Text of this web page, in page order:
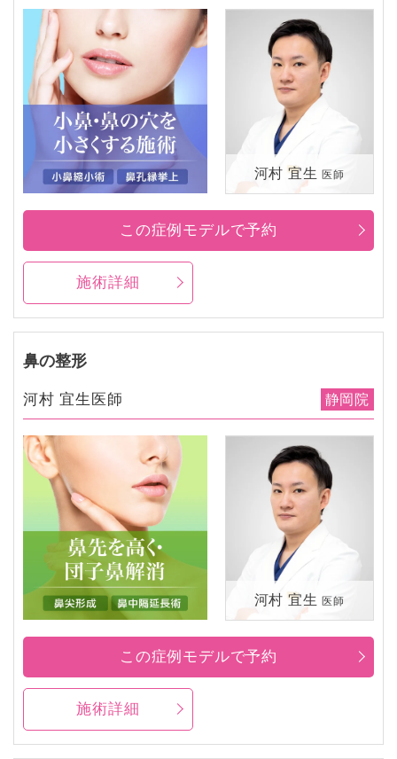
河村 宜生 医師
施術詳細
この症例モデルで予約
鼻の整形
河村 宜生医師 静岡院
河村 宜生 医師
施術詳細
この症例モデルで予約